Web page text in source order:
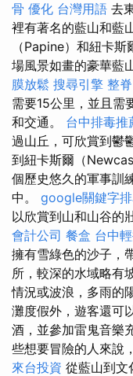
骨 優化 台灣用語 去
裡有著名的藍山和藍
（Papine）和紐卡
場風景如畫的豪華藍
膜放鬆 搜尋引擎 整脊
需要15公里，並且需
和交通。 台中排毒推
過山丘，可欣賞到鬱
到紐卡斯爾（
個歷史悠久的軍事訓
中。 google關鍵字
以欣賞到山和山谷的
會計公司 餐盒 台中
擁有雪綠色的沙子，
所，較深的水域略有
情況或波浪，多雨的
灘度假外，遊客還可
酒，並參加雷鬼音樂
些想要冒險的人來說
來台投資 從藍山到文